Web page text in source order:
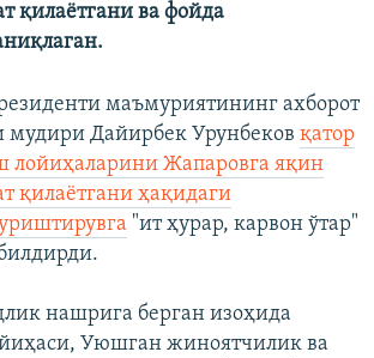
қилаётгани ва фойда
маъмуриятининг ахборот
мудири Дайирбек Урунбеков қатор
лойиҳаларини Жапаровга яқин
қилаётгани ҳақидаги
"ит ҳурар, карвон ўтар"
нашрига берган изоҳида
Уюшган жиноятчилик ва